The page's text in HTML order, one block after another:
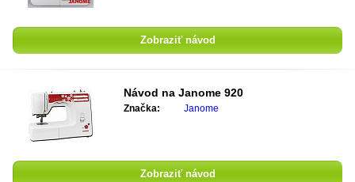
Zobraziť návod
Návod na Janome 920
Značka: Janome
Zobraziť návod